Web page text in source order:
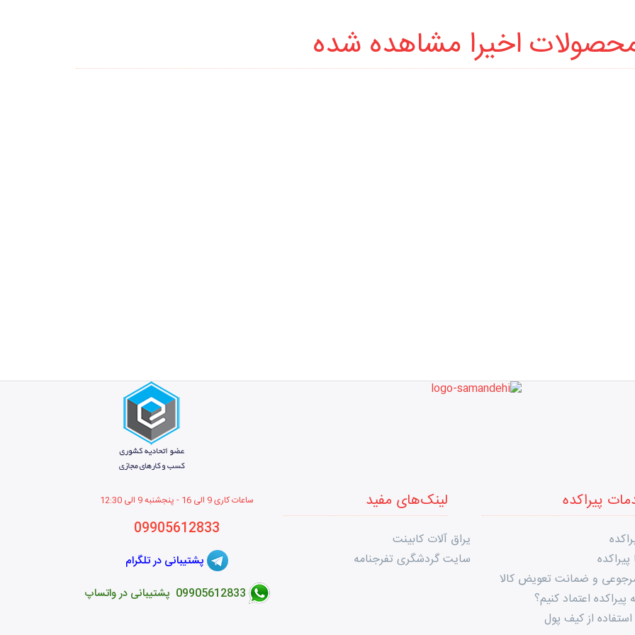
اخیرا مشاهده شده
پیراکده
و ضمانت تعویض کالا
پیراکده اعتماد کنیم؟
استفاده از کیف پول
لینک‌های مفید
یراق آلات کابینت
سایت گردشگری تفرجنامه
ساعات کاری 9 الی 16 - پنجشنبه 9 الی 12 :30
09905612833
پشتیبانی در تلگرام
09905612833 پشتیبانی در واتساپ